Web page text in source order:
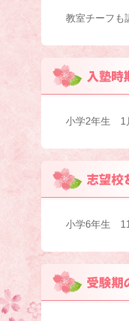
教室チーフも
入塾時
小学2年生 1
志望校
小学6年生
受験期